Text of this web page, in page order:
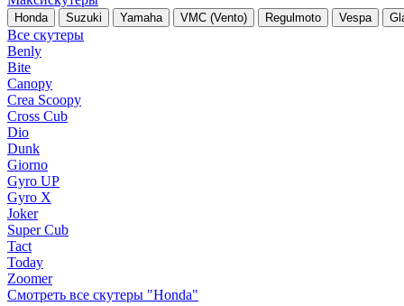
Honda Suzuki Yamaha VMC (Vento) Regulmoto Vespa
Все скутеры
Benly
Bite
Canopy
Crea Scoopy
Cross Cub
Dio
Dunk
Giorno
Gyro UP
Gyro X
Joker
Super Cub
Tact
Today
Zoomer
Смотреть все скутеры "Honda"